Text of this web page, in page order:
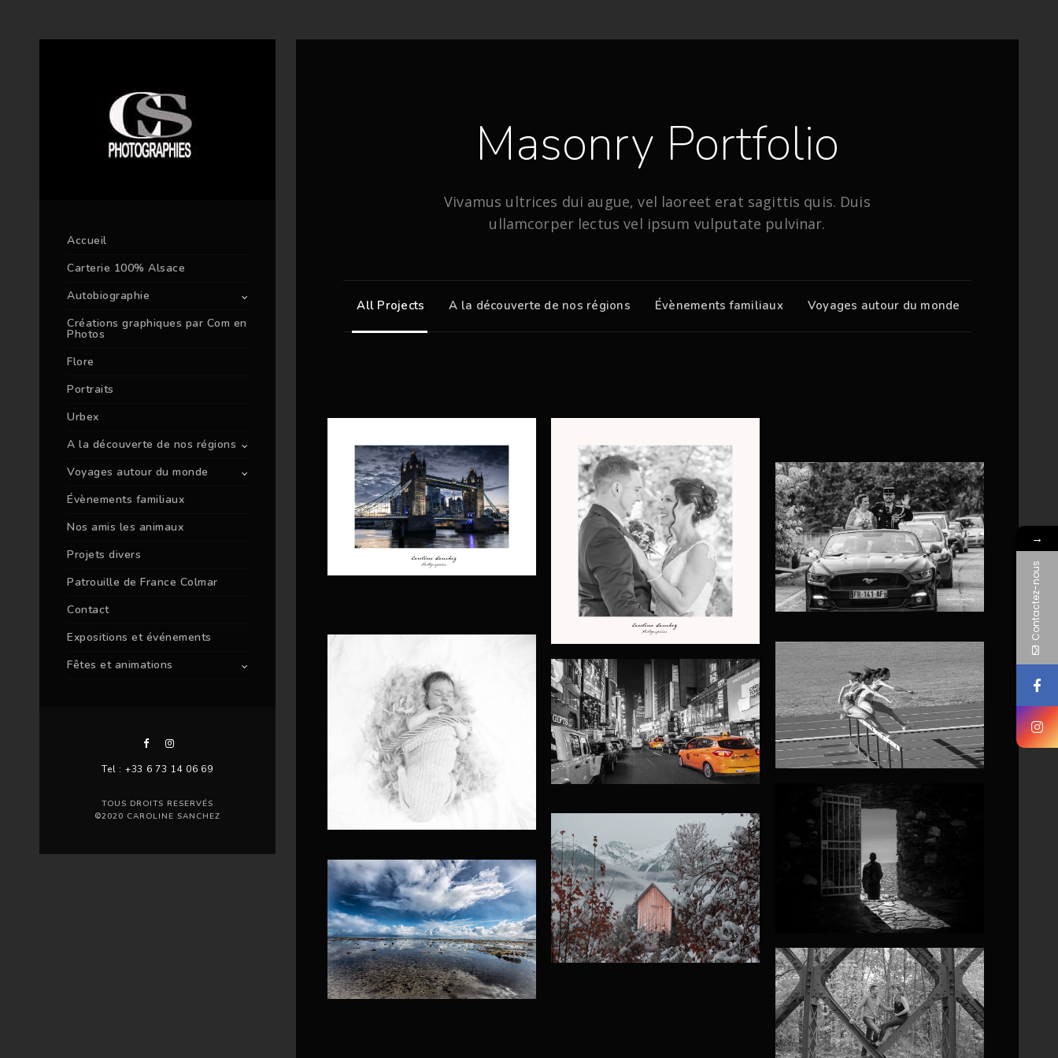
Accueil
Carterie 100% Alsace
Autobiographie
Créations graphiques par Com en
Photos
Flore
Portraits
Urbex
A la découverte de nos régions
Voyages autour du monde
Évènements familiaux
Nos amis les animaux
Projets divers
Patrouille de France Colmar
Contact
Expositions et événements
Fêtes et animations
Tel : +33 6 73 14 06 69
TOUS DROITS RESERVÉS
©2020 CAROLINE SANCHEZ
Masonry Portfolio
Vivamus ultrices dui augue, vel laoreet erat sagittis quis. Duis
ullamcorper lectus vel ipsum vulputate pulvinar.
All Projects A la découverte de nos régions Évènements familiaux Voyages autour du monde
→
Contactez-nous